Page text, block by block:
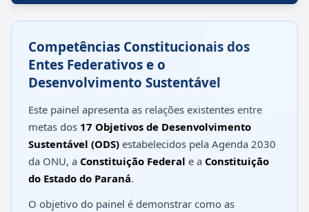
Competências Constitucionais dos
Entes Federativos e o
Desenvolvimento Sustentável
Este painel apresenta as relações existentes entre
metas dos 17 Objetivos de Desenvolvimento
Sustentável (ODS) estabelecidos pela Agenda 2030
da ONU, a Constituição Federal e a Constituição
do Estado do Paraná.
O objetivo do painel é demonstrar como as